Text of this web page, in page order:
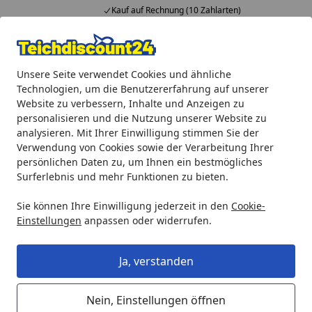
Unsere Seite verwendet Cookies und ähnliche
Technologien, um die Benutzererfahrung auf unserer
Website zu verbessern, Inhalte und Anzeigen zu
personalisieren und die Nutzung unserer Website zu
analysieren. Mit Ihrer Einwilligung stimmen Sie der
Verwendung von Cookies sowie der Verarbeitung Ihrer
persönlichen Daten zu, um Ihnen ein bestmögliches
Surferlebnis und mehr Funktionen zu bieten.
Sie können Ihre Einwilligung jederzeit in den Cookie-
Einstellungen anpassen oder widerrufen.
Ja, verstanden
Nein, Einstellungen öffnen
Kauf auf Rechnung (10 Zahlarten)
Alle Produkte
Mein Konto
Suchen
Startseite
Heissner Gehäuseschale (ET20-H4951 & ET20-H4952)
Heissner Gehäuseschale (ET20-
H4951 & ET20-H4952)